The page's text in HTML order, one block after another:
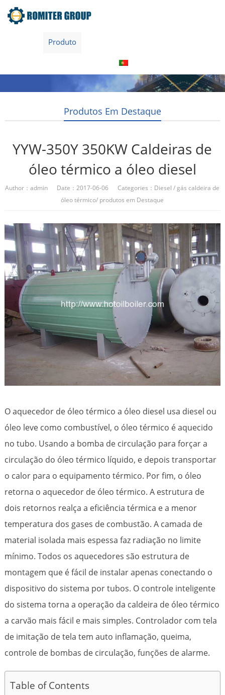
Produto
Produtos Em Destaque
YYW-350Y 350KW Caldeiras de
óleo térmico a óleo diesel
Author：admin Date：2017-06-06 Categories： Diesel / gás caldeira de
óleo térmico/ produtos em Destaque
O aquecedor de óleo térmico a óleo diesel usa diesel ou
óleo leve como combustível, o óleo térmico é aquecido
no tubo. Usando a bomba de circulação para forçar a
circulação do óleo térmico líquido, e depois transportar
o calor para o equipamento térmico. Por fim, o óleo
retorna o aquecedor de óleo térmico. A estrutura de
dois retornos realça a eficiência térmica e a menor
temperatura dos gases de combustão. A camada de
material isolada mais espessa faz radiação no limite
mínimo. Todos os aquecedores são estrutura de
montagem que é fácil de instalar apenas conectando o
dispositivo do sistema por tubos. O controle inteligente
do sistema torna a operação da caldeira de óleo térmico
a carvão mais fácil e mais simples. Controlador com tela
de imitação de tela tem auto inflamação, queima,
controle de bombas de circulação, funções de alarme.
Table of Contents